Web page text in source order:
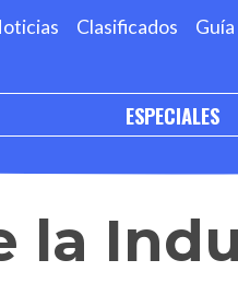
Clasificados
ESPECIALES
la